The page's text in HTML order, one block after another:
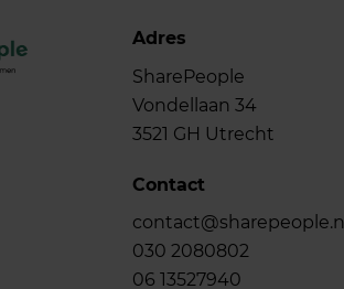
Adres
SharePeople
Vondellaan 34
3521 GH Utrecht
Contact
contact@sharepeople.nl
030 2080802
06 13527940